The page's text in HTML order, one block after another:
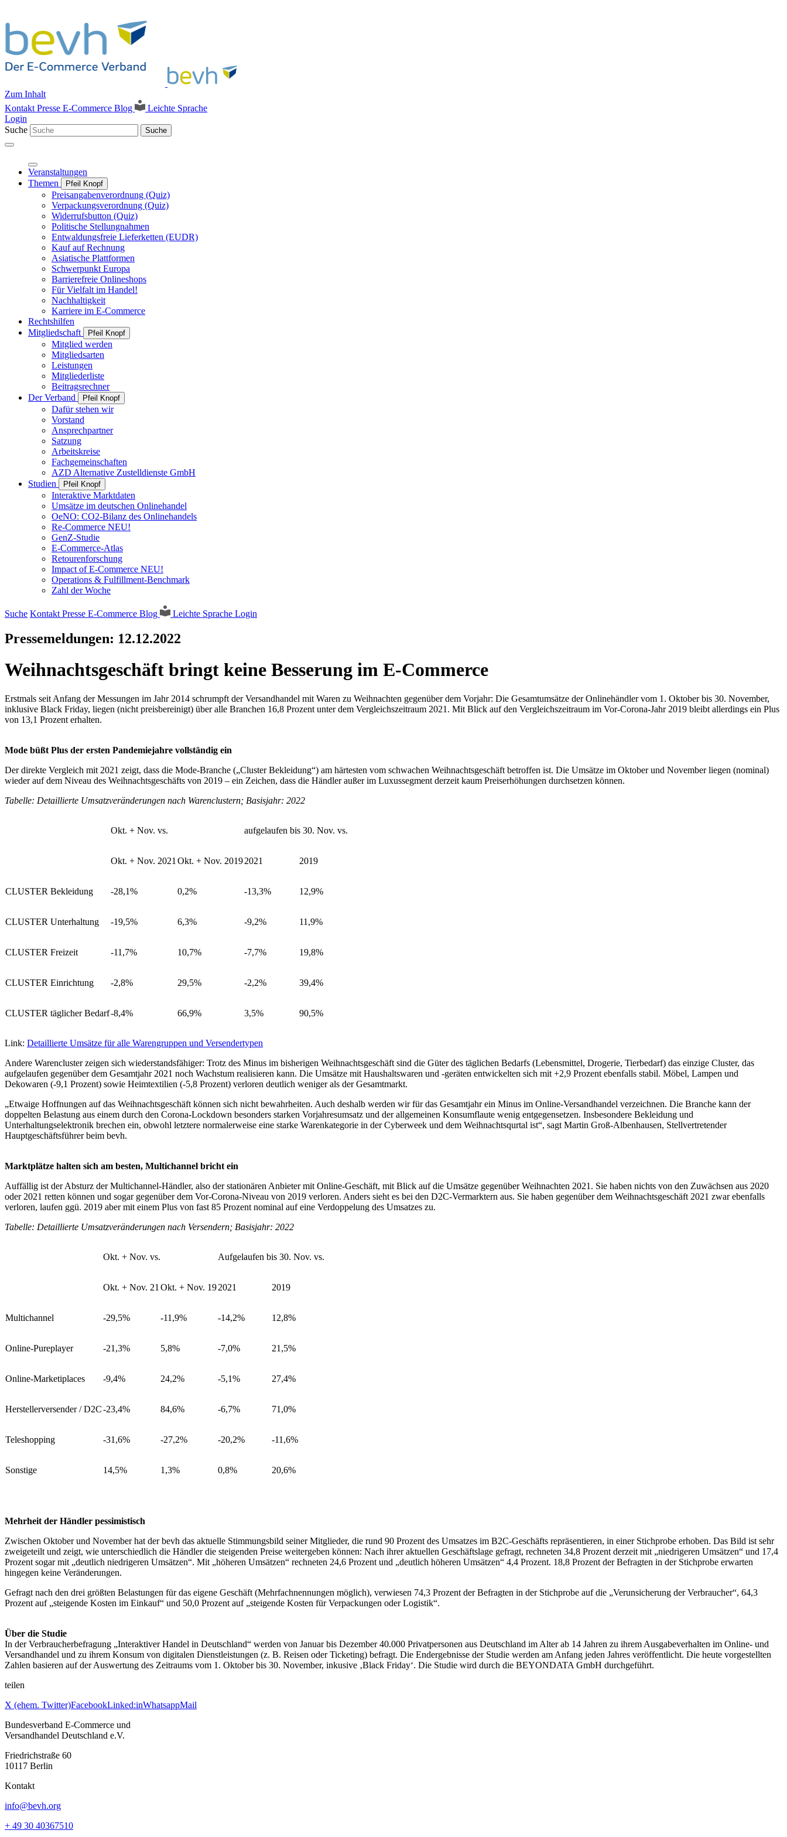
Zum Inhalt
Kontakt Presse E-Commerce Blog
Leichte Sprache
Login
Suche
Suche
Veranstaltungen
Themen
Pfeil Knopf
Preisangabenverordnung (Quiz)
Verpackungsverordnung (Quiz)
Widerrufsbutton (Quiz)
Politische Stellungnahmen
Entwaldungsfreie Lieferketten (EUDR)
Kauf auf Rechnung
Asiatische Plattformen
Schwerpunkt Europa
Barrierefreie Onlineshops
Für Vielfalt im Handel!
Nachhaltigkeit
Karriere im E-Commerce
Rechtshilfen
Mitgliedschaft
Pfeil Knopf
Mitglied werden
Mitgliedsarten
Leistungen
Mitgliederliste
Beitragsrechner
Der Verband
Pfeil Knopf
Dafür stehen wir
Vorstand
Ansprechpartner
Satzung
Arbeitskreise
Fachgemeinschaften
AZD Alternative Zustelldienste GmbH
Studien
Pfeil Knopf
Interaktive Marktdaten
Umsätze im deutschen Onlinehandel
OeNO: CO2-Bilanz des Onlinehandels
Re-Commerce NEU!
GenZ-Studie
E-Commerce-Atlas
Retourenforschung
Impact of E-Commerce NEU!
Operations & Fulfillment-Benchmark
Zahl der Woche
Suche Kontakt Presse E-Commerce Blog Leichte Sprache Login
Pressemeldungen: 12.12.2022
Weihnachtsgeschäft bringt keine Besserung im E-Commerce
Erstmals seit Anfang der Messungen im Jahr 2014 schrumpft der Versandhandel mit Waren zu Weihnachten gegenüber dem Vorjahr: Die Gesamtumsätze der Onlinehändler vom 1. Oktober bis 30. November,
inklusive Black Friday, liegen (nicht preisbereinigt) über alle Branchen 16,8 Prozent unter dem Vergleichszeitraum 2021. Mit Blick auf den Vergleichszeitraum im Vor-Corona-Jahr 2019 bleibt allerdings ein Plus
von 13,1 Prozent erhalten.
Mode büßt Plus der ersten Pandemiejahre vollständig ein
Der direkte Vergleich mit 2021 zeigt, dass die Mode-Branche („Cluster Bekleidung“) am härtesten vom schwachen Weihnachtsgeschäft betroffen ist. Die Umsätze im Oktober und November liegen (nominal)
wieder auf dem Niveau des Weihnachtsgeschäfts von 2019 – ein Zeichen, dass die Händler außer im Luxussegment derzeit kaum Preiserhöhungen durchsetzen können.
Tabelle: Detaillierte Umsatzveränderungen nach Warenclustern; Basisjahr: 2022
Okt. + Nov. vs. aufgelaufen bis 30. Nov. vs.
Okt. + Nov. 2021 Okt. + Nov. 20192021 2019
CLUSTER Bekleidung -28,1% 0,2% -13,3% 12,9%
CLUSTER Unterhaltung -19,5% 6,3% -9,2% 11,9%
CLUSTER Freizeit -11,7% 10,7% -7,7% 19,8%
CLUSTER Einrichtung -2,8% 29,5% -2,2% 39,4%
CLUSTER täglicher Bedarf-8,4% 66,9% 3,5% 90,5%
Link: Detaillierte Umsätze für alle Warengruppen und Versendertypen
Andere Warencluster zeigen sich wiederstandsfähiger: Trotz des Minus im bisherigen Weihnachtsgeschäft sind die Güter des täglichen Bedarfs (Lebensmittel, Drogerie, Tierbedarf) das einzige Cluster, das
aufgelaufen gegenüber dem Gesamtjahr 2021 noch Wachstum realisieren kann. Die Umsätze mit Haushaltswaren und -geräten entwickelten sich mit +2,9 Prozent ebenfalls stabil. Möbel, Lampen und
Dekowaren (-9,1 Prozent) sowie Heimtextilien (-5,8 Prozent) verloren deutlich weniger als der Gesamtmarkt.
„Etwaige Hoffnungen auf das Weihnachtsgeschäft können sich nicht bewahrheiten. Auch deshalb werden wir für das Gesamtjahr ein Minus im Online-Versandhandel verzeichnen. Die Branche kann der
doppelten Belastung aus einem durch den Corona-Lockdown besonders starken Vorjahresumsatz und der allgemeinen Konsumflaute wenig entgegensetzen. Insbesondere Bekleidung und
Unterhaltungselektronik brechen ein, obwohl letztere normalerweise eine starke Warenkategorie in der Cyberweek und dem Weihnachtsqurtal ist“, sagt Martin Groß-Albenhausen, Stellvertretender
Hauptgeschäftsführer beim bevh.
Marktplätze halten sich am besten, Multichannel bricht ein
Auffällig ist der Absturz der Multichannel-Händler, also der stationären Anbieter mit Online-Geschäft, mit Blick auf die Umsätze gegenüber Weihnachten 2021. Sie haben nichts von den Zuwächsen aus 2020
oder 2021 retten können und sogar gegenüber dem Vor-Corona-Niveau von 2019 verloren. Anders sieht es bei den D2C-Vermarktern aus. Sie haben gegenüber dem Weihnachtsgeschäft 2021 zwar ebenfalls
verloren, laufen ggü. 2019 aber mit einem Plus von fast 85 Prozent nominal auf eine Verdoppelung des Umsatzes zu.
Tabelle: Detaillierte Umsatzveränderungen nach Versendern; Basisjahr: 2022
Okt. + Nov. vs. Aufgelaufen bis 30. Nov. vs.
Okt. + Nov. 21 Okt. + Nov. 192021 2019
Multichannel -29,5% -11,9% -14,2% 12,8%
Online-Pureplayer -21,3% 5,8% -7,0% 21,5%
Online-Marketiplaces -9,4% 24,2% -5,1% 27,4%
Herstellerversender / D2C-23,4% 84,6% -6,7% 71,0%
Teleshopping -31,6% -27,2% -20,2% -11,6%
Sonstige 14,5% 1,3% 0,8% 20,6%
Mehrheit der Händler pessimistisch
Zwischen Oktober und November hat der bevh das aktuelle Stimmungsbild seiner Mitglieder, die rund 90 Prozent des Umsatzes im B2C-Geschäfts repräsentieren, in einer Stichprobe erhoben. Das Bild ist sehr
zweigeteilt und zeigt, wie unterschiedlich die Händler die steigenden Preise weitergeben können: Nach ihrer aktuellen Geschäftslage gefragt, rechneten 34,8 Prozent derzeit mit „niedrigeren Umsätzen“ und 17,4
Prozent sogar mit „deutlich niedrigeren Umsätzen“. Mit „höheren Umsätzen“ rechneten 24,6 Prozent und „deutlich höheren Umsätzen“ 4,4 Prozent. 18,8 Prozent der Befragten in der Stichprobe erwarten
hingegen keine Veränderungen.
Gefragt nach den drei größten Belastungen für das eigene Geschäft (Mehrfachnennungen möglich), verwiesen 74,3 Prozent der Befragten in der Stichprobe auf die „Verunsicherung der Verbraucher“, 64,3
Prozent auf „steigende Kosten im Einkauf“ und 50,0 Prozent auf „steigende Kosten für Verpackungen oder Logistik“.
Über die Studie
In der Verbraucherbefragung „Interaktiver Handel in Deutschland“ werden von Januar bis Dezember 40.000 Privatpersonen aus Deutschland im Alter ab 14 Jahren zu ihrem Ausgabeverhalten im Online- und
Versandhandel und zu ihrem Konsum von digitalen Dienstleistungen (z. B. Reisen oder Ticketing) befragt. Die Endergebnisse der Studie werden am Anfang jeden Jahres veröffentlicht. Die heute vorgestellten
Zahlen basieren auf der Auswertung des Zeitraums vom 1. Oktober bis 30. November, inkusive ‚Black Friday‘. Die Studie wird durch die BEYONDATA GmbH durchgeführt.
teilen
X (ehem. Twitter)FacebookLinked:inWhatsappMail
Bundesverband E-Commerce und
Versandhandel Deutschland e.V.
Friedrichstraße 60
10117 Berlin
Kontakt
info@bevh.org
+ 49 30 40367510